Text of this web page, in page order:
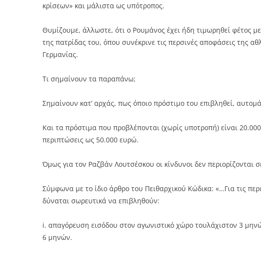
κρίσεων» και μάλιστα ως υπότροπος.
Θυμίζουμε, άλλωστε, ότι ο Ρουμάνος έχει ήδη τιμωρηθεί φέτος
της πατρίδας του, όπου συνέκρινε τις περσινές αποφάσεις της
Γερμανίας.
Τι σημαίνουν τα παραπάνω;
Σημαίνουν κατ’ αρχάς, πως όποιο πρόστιμο του επιβληθεί,
Και τα πρόστιμα που προβλέπονται (χωρίς υποτροπή) είναι
περιπτώσεις ως 50.000 ευρώ.
Όμως για τον Ραζβάν Λουτσέσκου οι κίνδυνοι δεν περιορίζονται
Σύμφωνα με το ίδιο άρθρο του Πειθαρχικού Κώδικα: «…Για τις
δύναται σωρευτικά να επιβληθούν:
i. απαγόρευση εισόδου στον αγωνιστικό χώρο τουλάχιστον 3
6 μηνών.